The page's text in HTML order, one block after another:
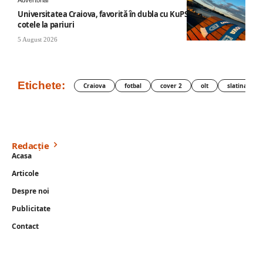
Universitatea Craiova, favorită în dubla cu KuPS: Cum arată
cotele la pariuri
5 August 2026
Etichete: Craiova fotbal cover 2 olt slatina
Redacție
Acasa
Articole
Despre noi
Publicitate
Contact